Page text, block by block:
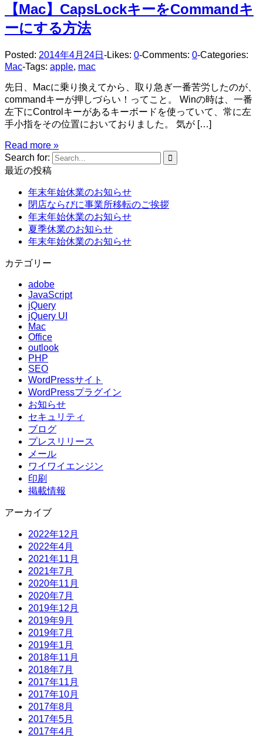
【Mac】CapsLockキーをCommandキ
ーにする方法
Posted: 2014年4月24日 -Likes: 0-Comments: 0-Categories:
Mac-Tags: apple, mac
先日、Macに乗り換えてから、取り急ぎ一番苦労したのが、
commandキーが押しづらい！ってこと。 Winの時は、一番
左下にControlキーがあるキーボードを使っていて、常に左
手小指をその位置においておりました。 気が […]
Read more »
Search for:
最近の投稿
年末年始休業のお知らせ
閉店ならびに事業所移転のご挨拶
年末年始休業のお知らせ
夏季休業のお知らせ
年末年始休業のお知らせ
カテゴリー
adobe
JavaScript
jQuery
jQuery UI
Mac
Office
outlook
PHP
SEO
WordPressサイト
WordPressプラグイン
お知らせ
セキュリティ
ブログ
プレスリリース
メール
ワイワイエンジン
印刷
掲載情報
アーカイブ
2022年12月
2022年4月
2021年11月
2021年7月
2020年11月
2020年7月
2019年12月
2019年9月
2019年7月
2019年1月
2018年11月
2018年7月
2017年11月
2017年10月
2017年8月
2017年5月
2017年4月